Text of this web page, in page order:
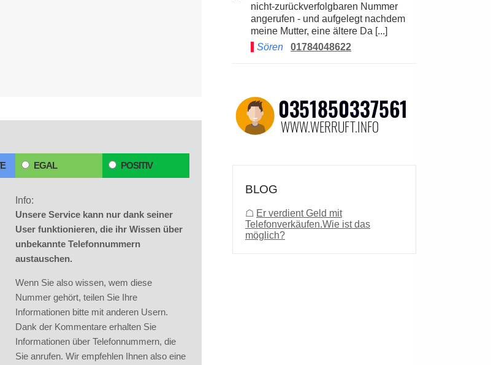
EGAL POSITIV
Info:
Unsere Service kann nur dank seiner
User funktionieren, die ihr Wissen über
unbekannte Telefonnummern
austauschen.
Wenn Sie also wissen, wem diese
Nummer gehört, teilen Sie Ihre
Informationen bitte mit anderen Usern.
Dank der Kommentare erhalten Sie
Informationen über Telefonnummern, die
Sie anrufen. Wir empfehlen Ihnen also eine
nicht-zurückverfolgbaren Nummer
angerufen - und aufgelegt nachdem
meine Mutter, eine ältere Da [...]
Sören
01784048622
BLOG
☖ Er verdient Geld mit
Telefonverkäufen.Wie ist das
möglich?